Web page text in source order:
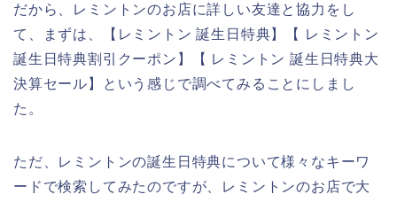
だから、レミントンのお店に詳しい友達と協力をし
て、まずは、【レミントン 誕生日特典】【 レミントン
誕生日特典割引クーポン】【 レミントン 誕生日特典大
決算セール】という感じで調べてみることにしまし
た。
ただ、レミントンの誕生日特典について様々なキーワ
ードで検索してみたのですが、レミントンのお店で大